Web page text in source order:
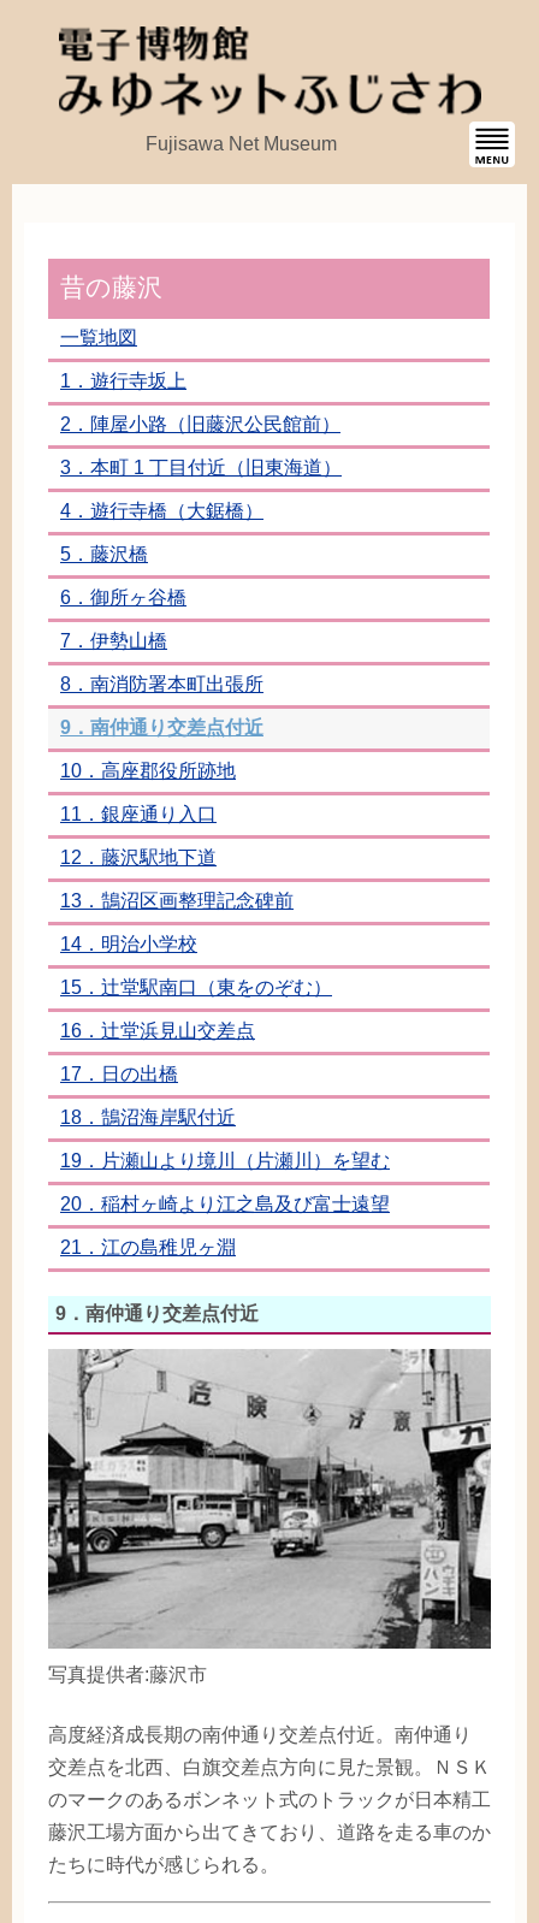
Fujisawa Net Museum
昔の藤沢
一覧地図
1． 遊行寺坂 上
2． 陣屋小路 （ 旧藤沢公民館前）
3． 本町 1 丁目 付近 （ 旧東海道）
4． 遊行寺橋 （大鋸橋）
5． 藤沢橋
6． 御所ヶ谷橋
7． 伊勢山橋
8． 南消防署本町出張所
9． 南仲通 り交差点付近
10． 高座郡役所跡地
11． 銀座通 り 入口
12． 藤沢駅地下道
13． 鵠沼区画整理記念碑前
14． 明治小学校
15． 辻堂駅南口 （東をのぞむ）
16． 辻堂浜見山交差点
17． 日 の出橋
18． 鵠沼海岸駅付近
19． 片瀬山より 境川 （ 片瀬川 ）を望む
20． 稲村ヶ崎より 江之島及 び富士遠望
21． 江の島稚児 ヶ淵
9． 南仲通 り交差点付近
写真提供者:藤沢市
高度経済成長期の南仲通 り 交差点付近。 南仲通 り
交差点を北西 、 白旗交差点方向に 見た景観。ＮＳＫ
のマークのあるボンネット 式のトラックが日本精工
藤沢工場方面から出てきており、 道路を走る車のか
たちに時代が感じられる。